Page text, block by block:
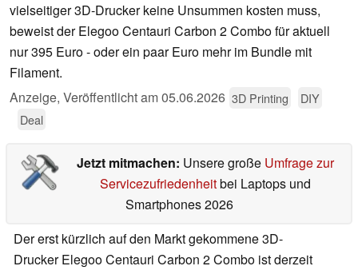
vielseitiger 3D-Drucker keine Unsummen kosten muss,
beweist der Elegoo Centauri Carbon 2 Combo für aktuell
nur 395 Euro - oder ein paar Euro mehr im Bundle mit
Filament.
Anzeige, Veröffentlicht am05.06.2026 3D Printing
DIY
Deal
Jetzt mitmachen: Unsere große Umfrage zur
Servicezufriedenheitbei Laptops und
Smartphones 2026
Der erst kürzlich auf den Markt gekommene 3D-
Drucker Elegoo Centauri Carbon 2 Combo ist derzeit